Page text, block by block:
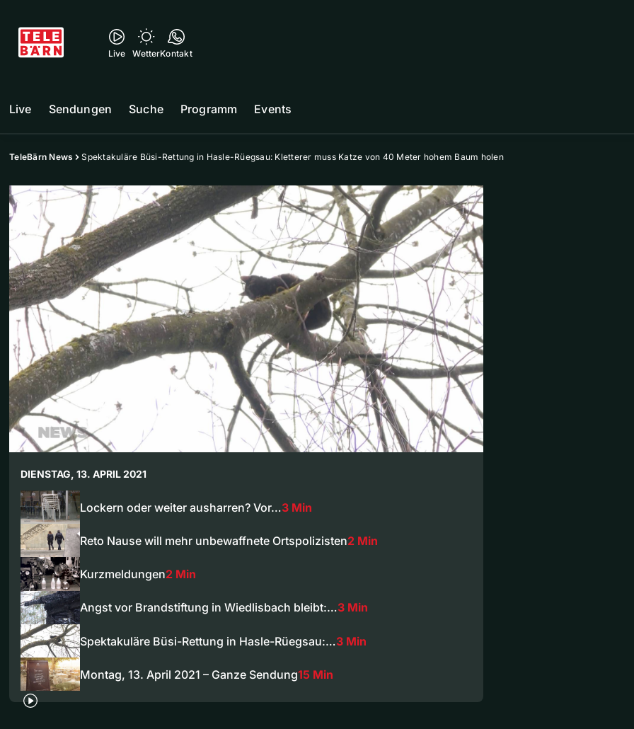
Live WetterKontakt
Live Sendungen Suche Programm Events
TeleBärn News Spektakuläre Büsi-Rettung in Hasle-Rüegsau: Kletterer muss Katze von 40 Meter hohem Baum holen
DIENSTAG, 13. APRIL 2021
Lockern oder weiter ausharren? Vor…3 Min
Reto Nause will mehr unbewaffnete Ortspolizisten2 Min
Kurzmeldungen2 Min
Angst vor Brandstiftung in Wiedlisbach bleibt:…3 Min
Spektakuläre Büsi-Rettung in Hasle-Rüegsau:…3 Min
Montag, 13. April 2021 – Ganze Sendung15 Min